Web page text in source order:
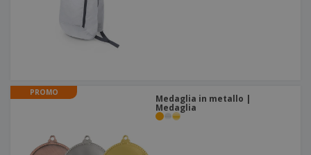
PROMO
Medaglia in metallo |
Medaglia